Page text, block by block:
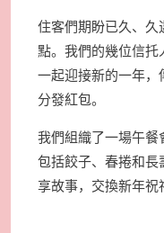
住客們期盼已久、
點。我們的幾位信
一起迎接新的一年
分發紅包。
我們組織了一場午餐
包括餃子、春捲和
享故事，交換新年祝